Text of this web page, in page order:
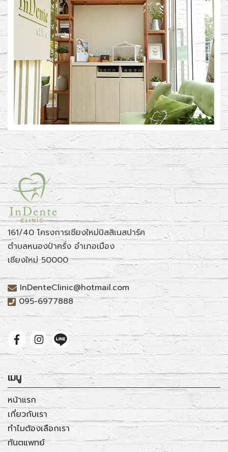
161/40 โครงการเชียงใหม่บิสสิเนสปาร์ค
ตำบลหนองป่าครั่ง อำเภอเมือง
เชียงใหม่ 50000
InDenteClinic@hotmail.com
095-6977888
เมนู
หน้าแรก
เกี่ยวกับเรา
ทำไมต้องเลือกเรา
ทันตแพทย์